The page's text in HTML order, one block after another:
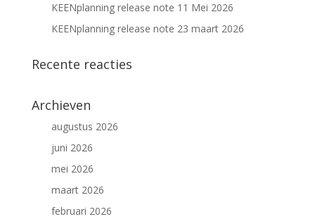
KEENplanning release note 11 Mei 2026
KEENplanning release note 23 maart 2026
Recente reacties
Archieven
augustus 2026
juni 2026
mei 2026
maart 2026
februari 2026